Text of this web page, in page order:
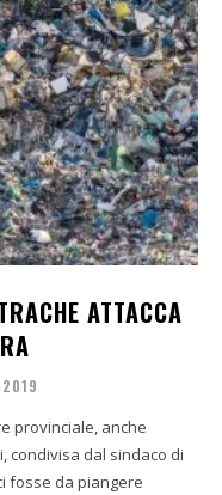
ATTACCA
2019
provinciale, anche
condivisa dal sindaco di